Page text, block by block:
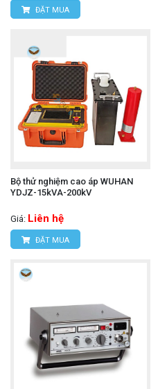
ĐẶT MUA
Bộ thử nghiệm cao áp WUHAN
YDJZ-15kVA-200kV
Giá: Liên hệ
ĐẶT MUA